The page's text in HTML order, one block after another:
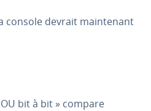
console devrait main­te­nant
OU bit à bit » compare